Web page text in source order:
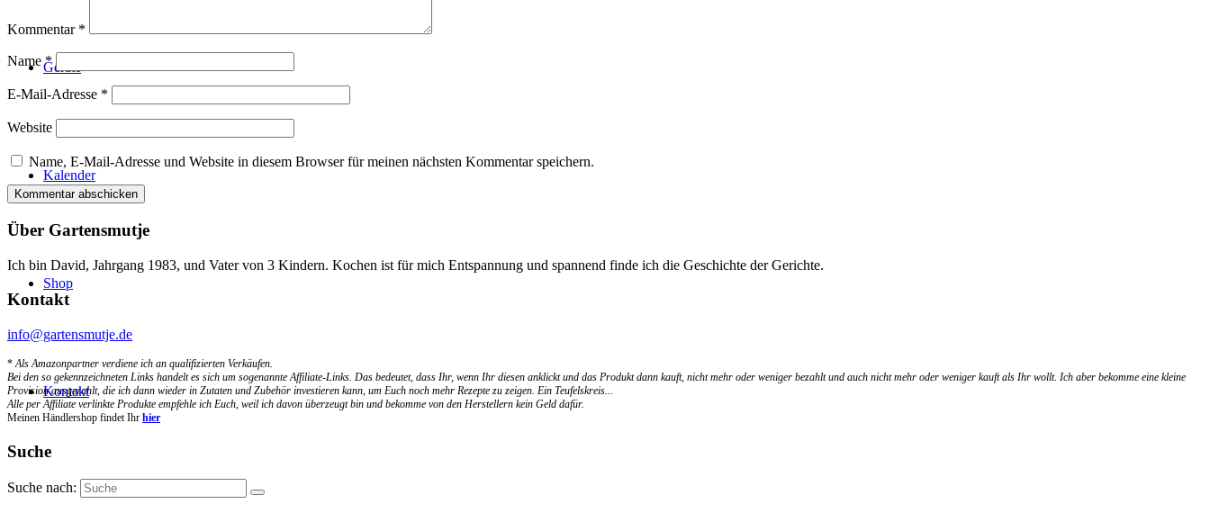
Geräte
Kalender
Shop
Kontakt
Kommentar *
Name*
E-Mail-Adresse *
Website
Name, E-Mail-Adresse und Website in diesem Browser für meinen nächsten Kommentar speichern.
Über Gartensmutje
Ich bin David, Jahrgang 1983, und Vater von 3 Kindern. Kochen ist für mich Entspannung und spannend finde ich die Geschichte der Gerichte.
Kontakt
info@gartensmutje.de
*Als Amazonpartner verdiene ich an qualifizierten Verkäufen.
Bei den so gekennzeichneten Links handelt es sich um sogenannte Affiliate-Links. Das bedeutet, dass Ihr, wenn Ihr diesen anklickt und das Produkt dann kauft, nicht mehr oder weniger bezahlt und auch nicht mehr oder weniger kauft als Ihr wollt. Ich aber bekomme eine kleine
Provision ausgezahlt, die ich dann wieder in Zutaten und Zubehör investieren kann, um Euch noch mehr Rezepte zu zeigen. Ein Teufelskreis...
Alle per Affiliate verlinkte Produkte empfehle ich Euch, weil ich davon überzeugt bin und bekomme von den Herstellern kein Geld dafür.
Meinen Händlershop findet Ihr hier
Suche
Suche nach: